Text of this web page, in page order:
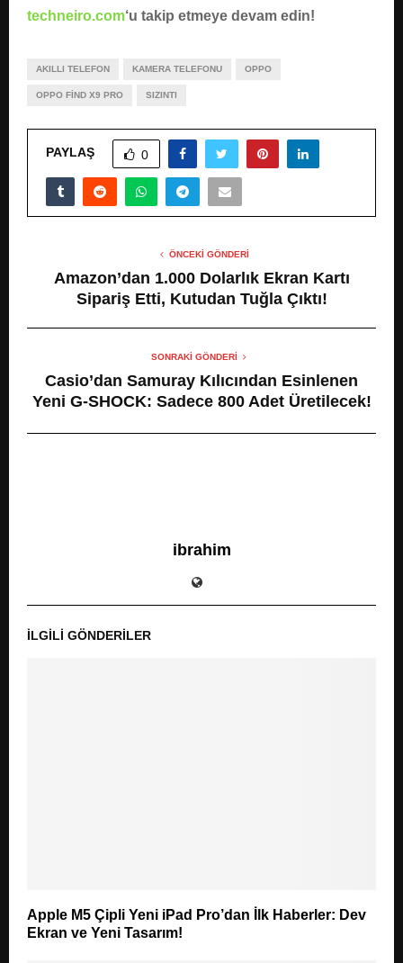
techneiro.com‘u takip etmeye devam edin!
AKILLI TELEFON KAMERA TELEFONU OPPO
OPPO FIND X9 PRO SIZINTI
PAYLAŞ 0
ÖNCEKI GÖNDERI
Amazon’dan 1.000 Dolarlık Ekran Kartı
Sipariş Etti, Kutudan Tuğla Çıktı!
SONRAKI GÖNDERI
Casio’dan Samuray Kılıcından Esinlenen
Yeni G-SHOCK: Sadece 800 Adet Üretilecek!
ibrahim
İLGILI GÖNDERILER
Apple M5 Çipli Yeni iPad Pro’dan İlk Haberler: Dev
Ekran ve Yeni Tasarım!